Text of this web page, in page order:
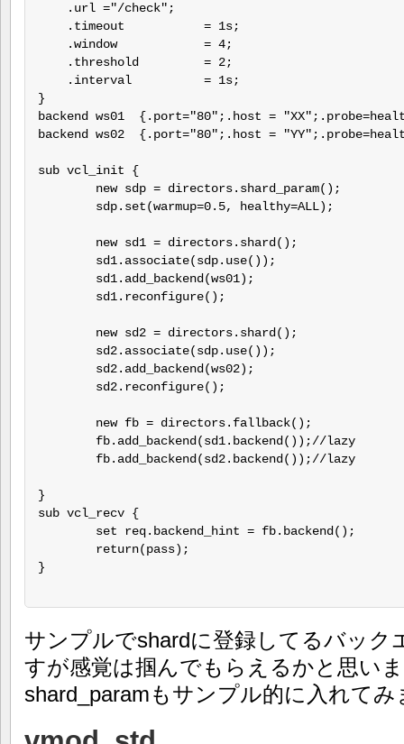
    .url ="/check";
    .timeout           = 1s;
    .window            = 4;
    .threshold         = 2;
    .interval          = 1s;
}
backend ws01  {.port="80";.host =
backend ws02  {.port="80";.host =
sub vcl_init {
}
sub vcl_recv {
}
サンプルでshardに登録してるバック
すが感覚は掴んでもらえるかと思い
shard_paramもサンプル的に入れてみ